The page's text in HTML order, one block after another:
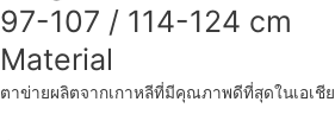
97-107 / 114-124 cm
Material
ตาข่ายผลิตจากเกาหลีที่มีคุณภาพดีที่สุดในเอเชีย